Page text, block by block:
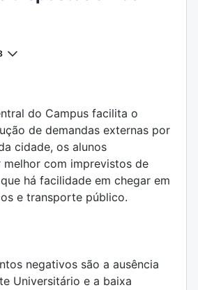
do Campus facilita o
de demandas externas por
cidade, os alunos
melhor com imprevistos de
há facilidade em chegar em
e transporte público.
negativos são a ausência
Universitário e a baixa